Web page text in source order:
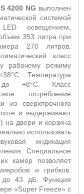
4200 NG выполнен
системой
LED освещением,
353 литра при
270 литров,
класс
рабочему режиму
Температура
+8°С. Класс
потребление
из сверхпрочного
и выдерживают
на двери и корзина
использовать
индикация
Специальное
камер позволяет
и грибков.
до 43 дБ. Функция
«Super Freeze» с